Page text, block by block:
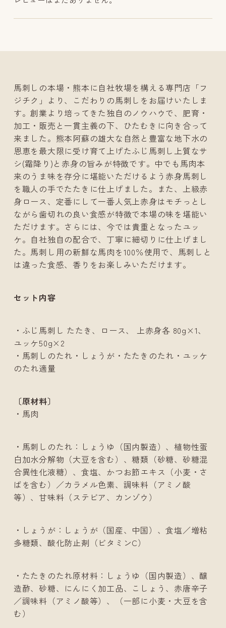
馬刺しの本場・熊本に自社牧場を構える専門店「フ
ジチク」より、こだわりの馬刺しをお届けいたしま
す。創業より培ってきた独自のノウハウで、肥育・
加工・販売と一貫主義の下、ひたむきに向き合って
来ました。熊本阿蘇の雄大な自然と豊富な地下水の
恩恵を最大限に受け育て上げたふじ馬刺し上質なサ
シ(霜降り )と赤身の旨みが特徴です。中でも馬肉本
来のうま味を存分に堪能いただけるよう赤身馬刺し
を職人の手でたたきに仕上げました。また、上級赤
身ロース、定番にして一番人気上赤身はモチっとし
ながら歯切れの良い食感が特徴で本場の味を堪能い
ただけます。さらには、今では貴重となったユッ
ケ。自社独自の配合で、丁寧に細切りに仕上げまし
た。馬刺し用の新鮮な馬肉を100％使用で、馬刺しと
は違った食感、香りをお楽しみいただけます。
セット内容
・ふじ馬刺し たたき、ロース、 上赤身各 80g×1、
ユッケ50g×2
・馬刺しのたれ・しょうが・たたきのたれ・ユッケ
のたれ適量
〔原材料〕
・馬肉
・馬刺しのたれ：しょうゆ（国内製造）、植物性蛋
白加水分解物（大豆を含む）、糖類（砂糖、砂糖混
合異性化液糖）、食塩、かつお節エキス（小麦・さ
ばを含む）／カラメル色素、調味料（アミノ酸
等）、甘味料（ステビア、カンゾウ）
・しょうが：しょうが（国産、中国）、食塩／増粘
多糖類、酸化防止剤（ビタミンC）
・たたきのたれ原材料：しょうゆ（国内製造）、醸
造酢、砂糖、にんにく加工品、こしょう、赤唐辛子
／調味料（アミノ酸等）、（一部に小麦・大豆を含
む）